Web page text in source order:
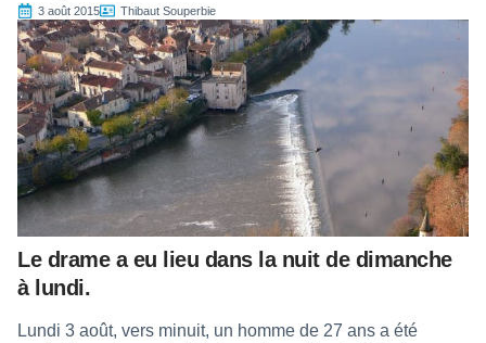
3 août 2015 Thibaut Souperbie
Le drame a eu lieu dans la nuit de dimanche
à lundi.
Lundi 3 août, vers minuit, un homme de 27 ans a été